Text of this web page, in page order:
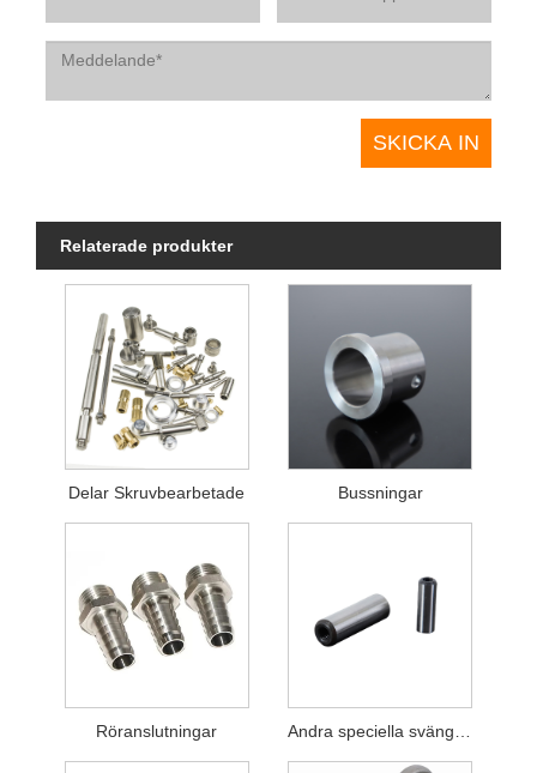
Relaterade produkter
Delar Skruvbearbetade Bussningar
Röranslutningar